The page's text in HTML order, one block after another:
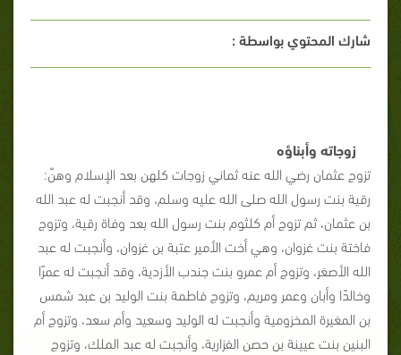
شارك المحتوي بواسطة :
زوجاته وأبناؤه
تزوج عثمان رضي الله عنه ثماني زوجات كلهن بعد الإسلام وهنّ:
رقية بنت رسول الله صلى الله عليه وسلم، وقد أنجبت له عبد الله
بن عثمان، ثم تزوج أم كلثوم بنت رسول الله بعد وفاة رقية، وتزوج
فاختة بنت غزوان، وهي أخت الأمير عتبة بن غزوان، وأنجبت له عبد
الله الأصغر، وتزوج أم عمرو بنت جندب الأزدية، وقد أنجبت له عمرًا
وخالدًا وأبان وعمر ومريم، وتزوج فاطمة بنت الوليد بن عبد شمس
بن المغيرة المخزومية وأنجبت له الوليد وسعيد وأم سعد، وتزوج أم
البنين بنت عيينة بن حصن الفزارية، وأنجبت له عبد الملك، وتزوج